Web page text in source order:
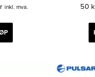
inkl. mva.
50